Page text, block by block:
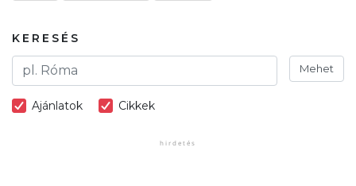
KERESÉS
Mehet
Ajánlatok Cikkek